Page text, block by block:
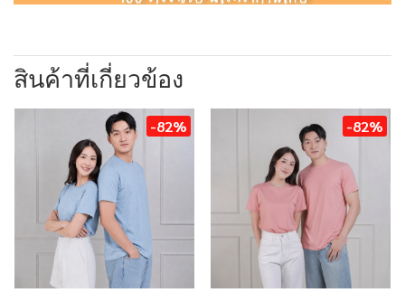
สินค้าที่เกี่ยวข้อง
-82% -82%